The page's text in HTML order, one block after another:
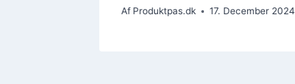
Af Produktpas.dk 17. December 2024